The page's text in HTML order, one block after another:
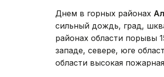
Днем в горных районах
сильный дождь, град,
районах области порывы
западе, севере, юге
области высокая